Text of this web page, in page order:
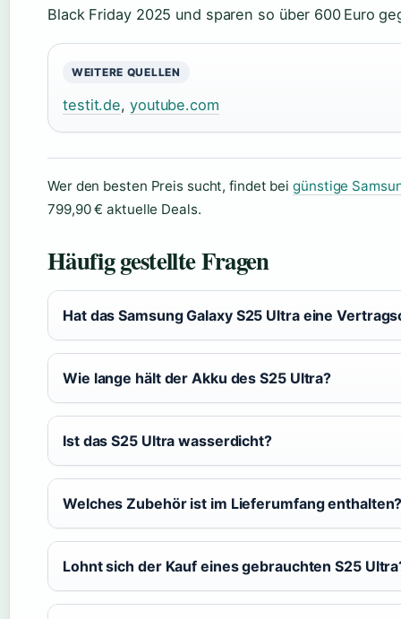
Black Friday 2025 und sparen so über 600 Euro
WEITERE QUELLEN
testit.de, youtube.com
Wer den besten Preis sucht, findet beigünstige
799,90 € aktuelle Deals.
Häufig gestellte Fragen
Hat das Samsung Galaxy S25 Ultra eine
Wie lange hält der Akku des S25 Ultra?
Ist das S25 Ultra wasserdicht?
Welches Zubehör ist im Lieferumfang
Lohnt sich der Kauf eines gebrauchten S25